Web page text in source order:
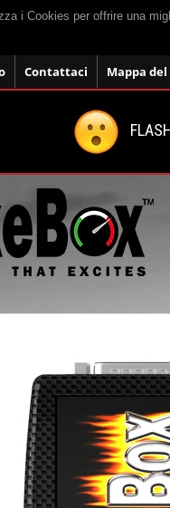
i Cookies per offrire una
Contattaci Mappa